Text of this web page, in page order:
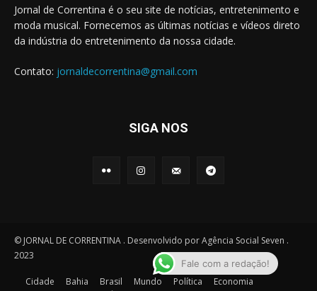
Jornal de Correntina é o seu site de notícias, entretenimento e
moda musical. Fornecemos as últimas notícias e vídeos direto
da indústria do entretenimento da nossa cidade.
Contato: jornaldecorrentina@gmail.com
SIGA NOS
© JORNAL DE CORRENTINA . Desenvolvido por Agência Social Seven .
2023
Cidade Bahia Brasil Mundo Política
Economia
Fale com a redação!